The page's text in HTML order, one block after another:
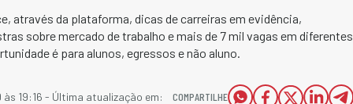
através da plataforma, dicas de carreiras em evidência,
sobre mercado de trabalho e mais de 7 mil vagas em diferentes
é para alunos, egressos e não aluno.
19:16 - Última atualização em:
COMPARTILHE